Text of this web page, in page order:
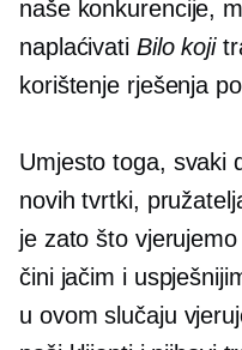
naše konkurencije,
naplaćivati Bilo koji
korištenje rješenja
Umjesto toga, svaki
novih tvrtki,
je zato što
čini jačim i
u ovom slučaju